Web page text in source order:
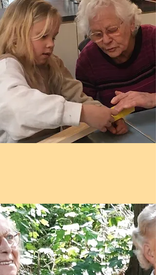
ruimten
16 studio's zijn er in Hart van
ruimten, grenzend aan de
uw medebewoners